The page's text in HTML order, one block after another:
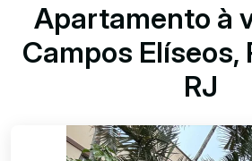
Apartamento à
Campos Elíseos,
RJ